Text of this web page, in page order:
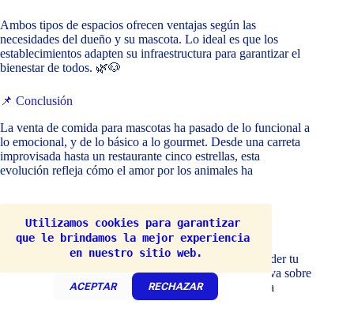
Utilizamos cookies para garantizar
que le brindamos la mejor experiencia
en nuestro sitio web.
ACEPTAR RECHAZAR
Ambos tipos de espacios ofrecen ventajas según las
necesidades del dueño y su mascota. Lo ideal es que los
establecimientos adapten su infraestructura para garantizar el
bienestar de todos. 🌿🐶
📌 Conclusión
La venta de comida para mascotas ha pasado de lo funcional a
lo emocional, y de lo básico a lo gourmet. Desde una carreta
improvisada hasta un restaurante cinco estrellas, esta
evolución refleja cómo el amor por los animales ha
Cursos online e Ebook que pueden interesar:
¿Te gustaría aprender sobre menús temáticos y recetas
confiables, ya sea para disfrutar en casa o para emprender tu
propio negocio? Aquí encontrarás información exclusiva sobre
cada aspecto, desde la preparación de los platillos hasta
estrategias de marketing y más. Descubre todo lo que